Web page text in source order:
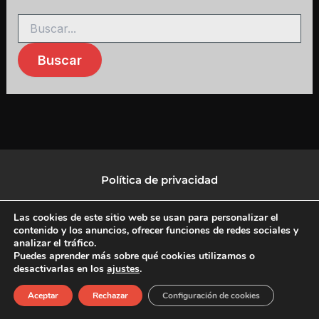
Política de privacidad
Política de protección de datos
F
a
c
X
-
L
i
n
I
n
s
Copyright © 2026 CulturalTV
Las cookies de este sitio web se usan para personalizar el
contenido y los anuncios, ofrecer funciones de redes sociales y
analizar el tráfico.
Puedes aprender más sobre qué cookies utilizamos o
desactivarlas en los ajustes.
Aceptar Rechazar Configuración de cookies